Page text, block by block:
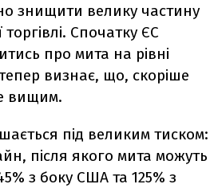
знищити велику частину
Спочатку ЄС
про мита на рівні
визнає, що, скоріше
вищим.
під великим тиском:
після якого мита можуть
з боку США та 125% з